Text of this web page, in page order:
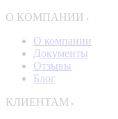
О КОМПАНИИ
О компании
Документы
Отзывы
Блог
КЛИЕНТАМ